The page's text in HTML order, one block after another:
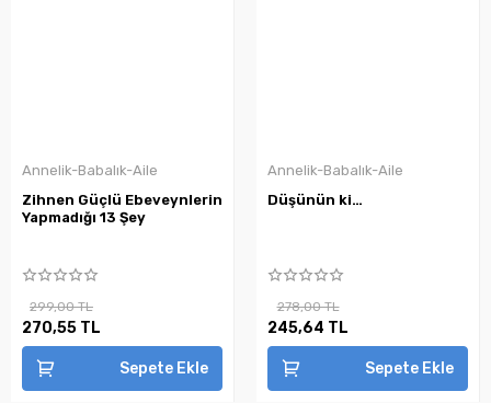
Annelik-Babalık-Aile
Zihnen Güçlü Ebeveynlerin
Yapmadığı 13 Şey
299,00 TL
270,55 TL
Sepete Ekle
Annelik-Babalık-Aile
Düşünün ki…
278,00 TL
245,64 TL
Sepete Ekle